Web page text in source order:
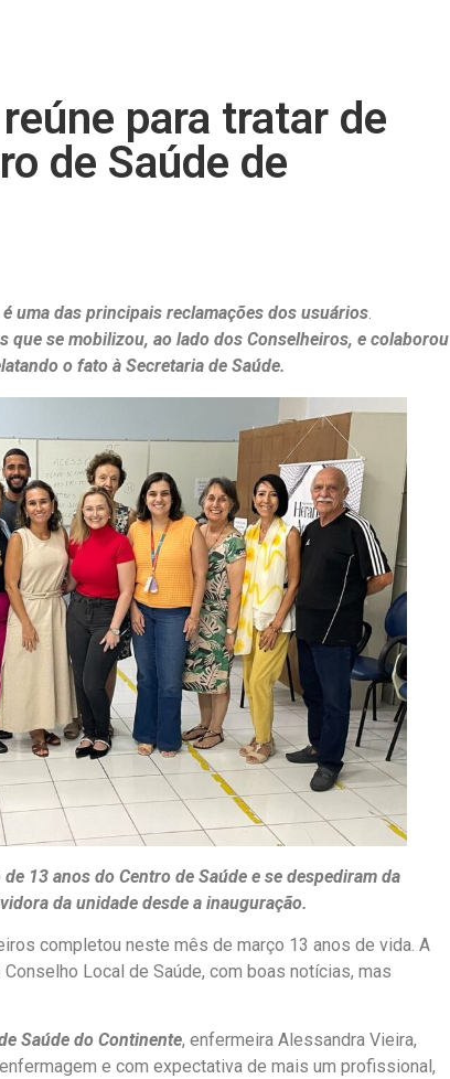
para tratar de
de Saúde de
uma das principais reclamações dos usuários.
que se mobilizou, ao lado dos Conselheiros, e colaborou
o fato à Secretaria de Saúde.
13 anos do Centro de Saúde e se despediram da
da unidade desde a inauguração.
completou neste mês de março 13 anos de vida. A
Local de Saúde, com boas notícias, mas
Saúde do Continente, enfermeira Alessandra Vieira,
e com expectativa de mais um profissional,